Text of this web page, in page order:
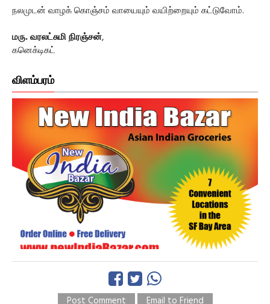
நலமுடன் வாழக் கொஞ்சம் வாயையும் வயிற்றையும் கட்டுவோம்.
மரு. வரலட்சுமி நிரஞ்சன்,
கனெக்டிகட்
விளம்பரம்